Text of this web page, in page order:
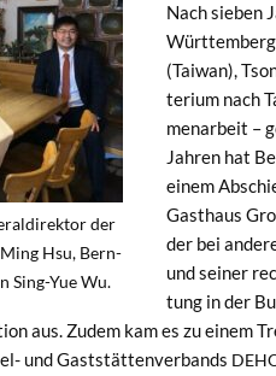
der
Ming Hsu, Bern­
Sing-Yue Wu.
Nach sieben
(Tai­wan),
teri­um nach
me­nar­beit –
Jahren hat
einem
Gasthaus
der bei
und sein­er
tung in der
aus. Zudem kam es zu einem
und Gast­stät­ten­ver­bands